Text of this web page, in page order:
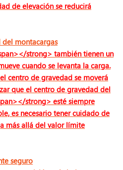
de elevación se reducirá
montacargas
strong> también tienen un
cuando se levanta la carga.
centro de gravedad se moverá
que el centro de gravedad del
strong> esté siempre
es necesario tener cuidado de
más allá del valor límite
seguro